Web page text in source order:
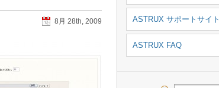
8月 28th, 2009 ASTRUX サポートサイト
ASTRUX FAQ